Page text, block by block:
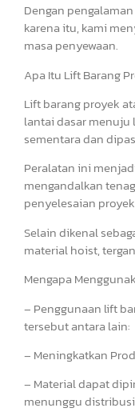
Dengan
karena itu, kami
masa penyewaan.
Apa Itu Lift Barang
Lift barang proyek
lantai dasar menuju
sementara dan
Peralatan ini
mengandalkan
penyelesaian
Selain dikenal
material hoist,
Mengapa
– Penggunaan lift
tersebut antara lain:
– Meningkatkan
– Material dapat
menunggu